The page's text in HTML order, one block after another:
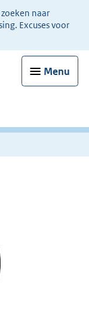
naar
Excuses voor
Menu